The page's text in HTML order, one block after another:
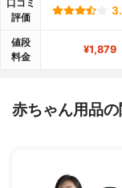
口コミ
評価
値段
料金
¥1,879
赤ちゃん用品